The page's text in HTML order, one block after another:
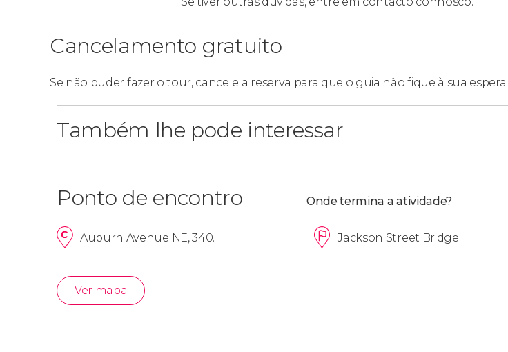
Cancelamento gratuito
Se não puder fazer o tour, cancele a reserva para que o guia não fique à sua espera.
Também lhe pode interessar
Ponto de encontro Onde termina a atividade?
Auburn Avenue NE, 340. Jackson Street Bridge.
Ver mapa